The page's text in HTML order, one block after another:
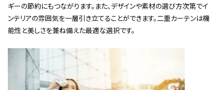
ギーの節約にもつながります。また、デザインや素材の選び方次第でイ
ンテリアの雰囲気を一層引き立てることができます。二重カーテンは機
能性と美しさを兼ね備えた最適な選択です。